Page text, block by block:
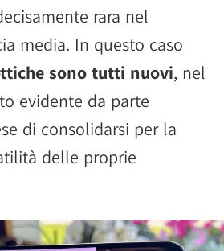
rara nel
media. In questo caso
sono tutti nuovi, nel
evidente da parte
di consolidarsi per la
delle proprie